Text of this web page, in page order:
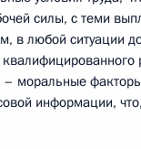
по вопросу
2011 года, 16:50
силы, с теми
в любой ситуации
– моральные
информации,